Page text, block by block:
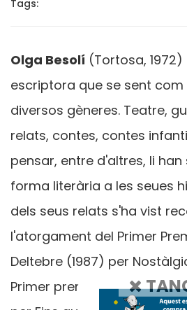
Tags:
Olga Besolí (Tortosa,
escriptora que se sent
diversos gèneres. Teatre,
relats, contes, contes
pensar, entre d'altres, li
forma literària a les seues
dels seus relats s'ha vist
l'atorgament del Primer
Deltebre (1987) per
Primer premi de Teatre